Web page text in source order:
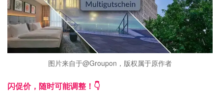
图片来自于@Groupon，版权属于原作者
闪促价，随时可能调整！👇